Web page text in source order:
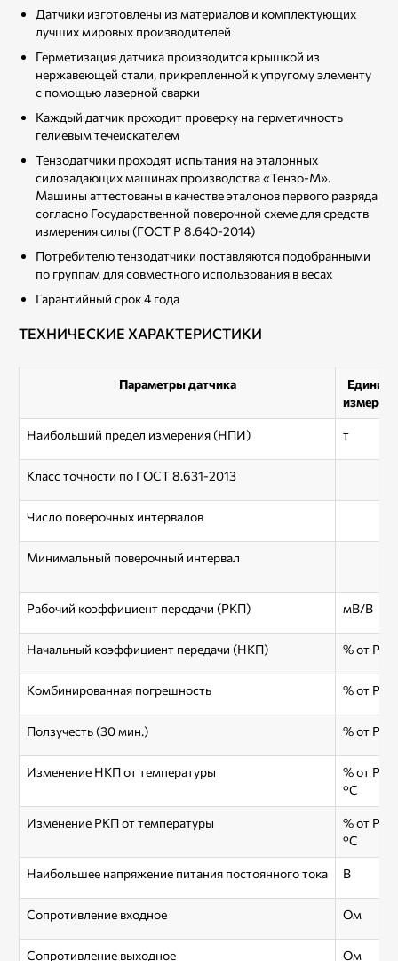
Датчики изготовлены из материалов и комплектующих
лучших мировых производителей
Герметизация датчика производится крышкой из
нержавеющей стали, прикрепленной к упругому элементу
с помощью лазерной сварки
Каждый датчик проходит проверку на герметичность
гелиевым течеискателем
Тензодатчики проходят испытания на эталонных
силозадающих машинах производства «Тензо-М».
Машины аттестованы в качестве эталонов первого разряда
согласно Государственной поверочной схеме для средств
измерения силы (ГОСТ Р 8.640-2014)
Потребителю тензодатчики поставляются подобранными
по группам для совместного использования в весах
Гарантийный срок 4 года
ТЕХНИЧЕСКИЕ ХАРАКТЕРИСТИКИ
Параметры датчика
Наибольший предел измерения (НПИ) т
Класс точности по ГОСТ 8.631-2013
Число поверочных интервалов
Минимальный поверочный интервал
Рабочий коэффициент передачи (РКП) мВ/В
Начальный коэффициент передачи (НКП) % от РКП
Комбинированная погрешность % от РКП
Ползучесть (30 мин.) % от РКП
Изменение НКП от температуры
% от
°С
Изменение РКП от температуры
% от
°С
Наибольшее напряжение питания постоянного тока В
Сопротивление входное Ом
Сопротивление выходное Ом